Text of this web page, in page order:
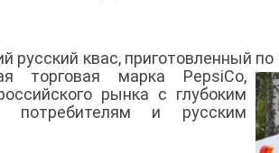
русский квас, приготовленный
торговая марка PepsiCo,
рынка с глубоким
потребителям и русским